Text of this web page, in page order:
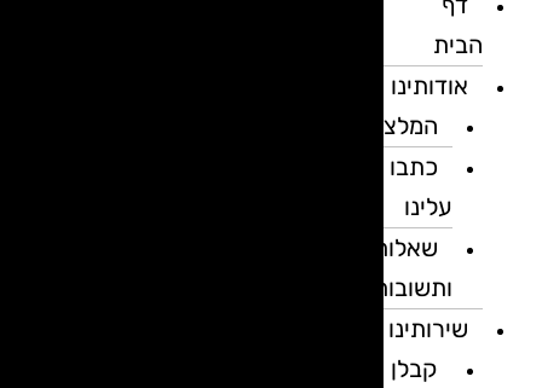
הבית
אודותינו
המלצות
כתבו
עלינו
שאלות
ותשובות
שירותינו
קבלן